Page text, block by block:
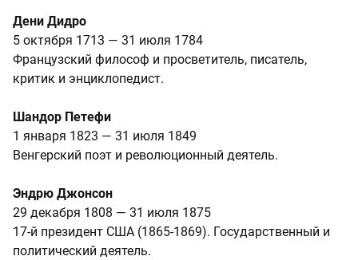
Дени Дидро
5 октября 1713 — 31 июля 1784
Французский философ и просветитель, писатель,
критик и энциклопедист.
Шандор Петефи
1 января 1823 — 31 июля 1849
Венгерский поэт и революционный деятель.
Эндрю Джонсон
29 декабря 1808 — 31 июля 1875
17-й президент США (1865-1869). Государственный и
политический деятель.